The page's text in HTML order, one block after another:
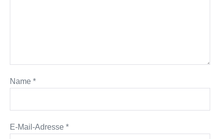
Name *
E-Mail-Adresse *